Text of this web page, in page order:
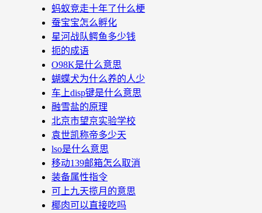
蚂蚁竞走十年了什么梗
蚕宝宝怎么孵化
星河战队鳄鱼多少钱
扼的成语
O98K是什么意思
蝴蝶犬为什么养的人少
车上disp键是什么意思
融雪盐的原理
北京市望京实验学校
袁世凯称帝多少天
lso是什么意思
移动139邮箱怎么取消
装备属性指令
可上九天揽月的意思
椰肉可以直接吃吗